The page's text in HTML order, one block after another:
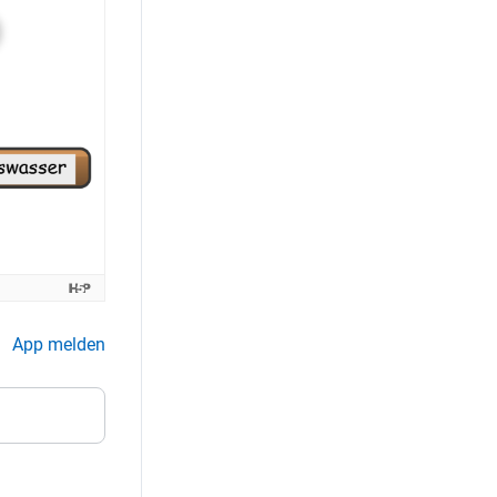
App melden